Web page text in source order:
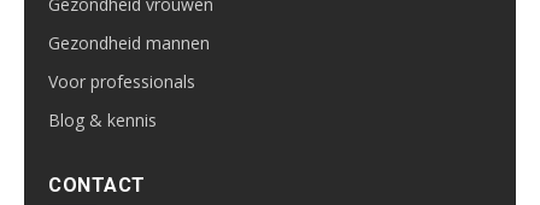
Gezondheid mannen
Voor professionals
Blog & kennis
CONTACT